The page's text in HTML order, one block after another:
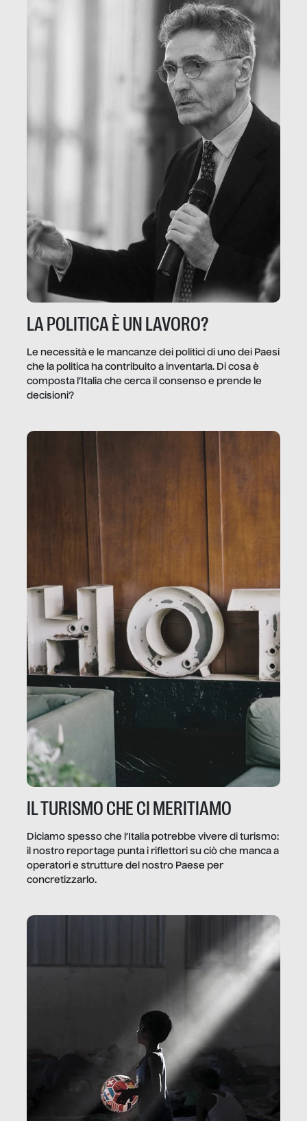
LA POLITICA È UN LAVORO?
Le necessità e le mancanze dei politici di uno dei Paesi
che la politica ha contribuito a inventarla. Di cosa è
composta l’Italia che cerca il consenso e prende le
decisioni?
IL TURISMO CHE CI MERITIAMO
Diciamo spesso che l’Italia potrebbe vivere di turismo:
il nostro reportage punta i riflettori su ciò che manca a
operatori e strutture del nostro Paese per
concretizzarlo.